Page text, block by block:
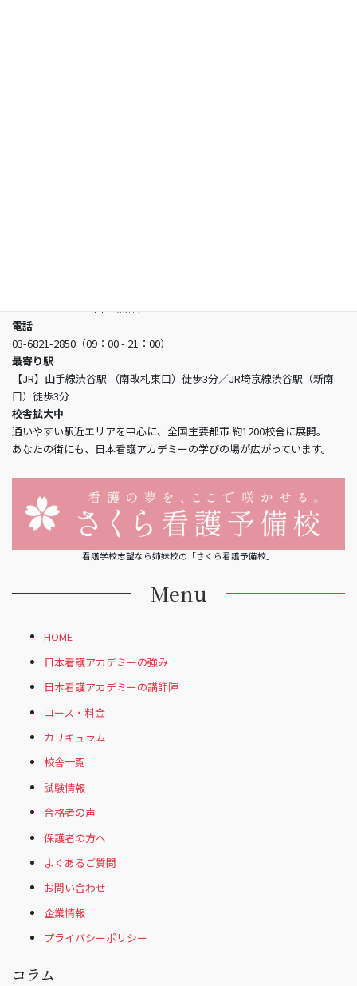
09：00 - 21：00（年中無休）
電話
03-6821-2850（09：00 - 21：00）
最寄り駅
【JR】山手線渋谷駅 （南改札東口）徒歩3分／JR埼京線渋谷駅（新南
口）徒歩3分
校舎拡大中
通いやすい駅近エリアを中心に、全国主要都市 約1200校舎に展開。
あなたの街にも、日本看護アカデミーの学びの場が広がっています。
看護学校志望なら姉妹校の「さくら看護予備校」
Menu
HOME
日本看護アカデミーの強み
日本看護アカデミーの講師陣
コース・料金
カリキュラム
校舎一覧
試験情報
合格者の声
保護者の方へ
よくあるご質問
お問い合わせ
企業情報
プライバシーポリシー
コラム